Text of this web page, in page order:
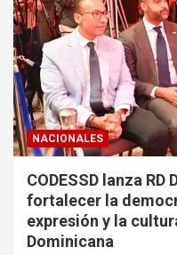
NACIONALES
CODESSD lanza RD
fortalecer la
expresión y la
Dominicana